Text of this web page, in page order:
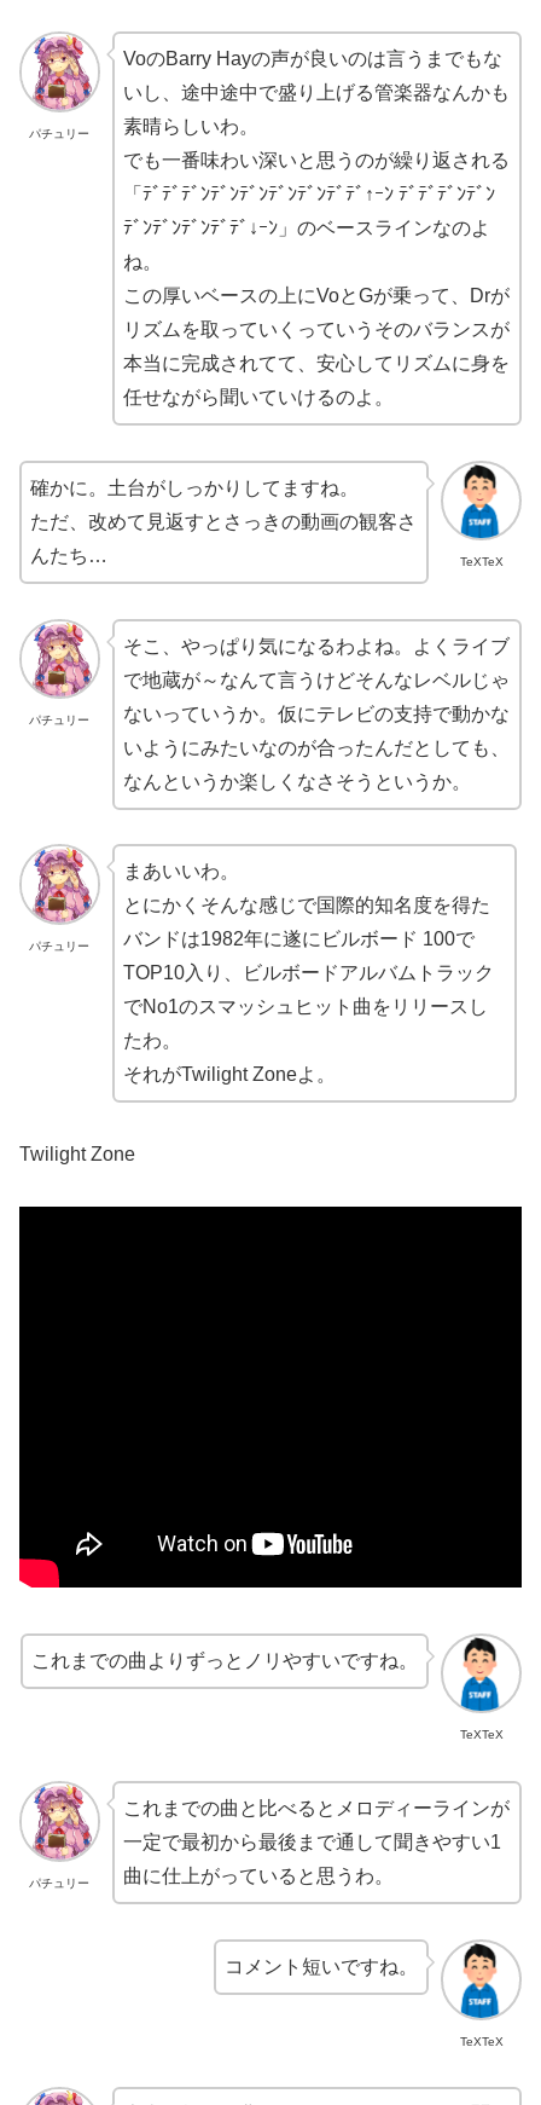
パチュリー
VoのBarry Hayの声が良いのは言うまでもな
いし、途中途中で盛り上げる管楽器なんかも
素晴らしいわ。
でも一番味わい深いと思うのが繰り返される
「ﾃﾞﾃﾞﾃﾞﾝﾃﾞﾝﾃﾞﾝﾃﾞﾝﾃﾞﾝﾃﾞﾃﾞ↑ｰﾝ ﾃﾞﾃﾞﾃﾞﾝﾃﾞﾝ
ﾃﾞﾝﾃﾞﾝﾃﾞﾝﾃﾞﾃﾞ↓ｰﾝ」のベースラインなのよ
ね。
この厚いベースの上にVoとGが乗って、Drが
リズムを取っていくっていうそのバランスが
本当に完成されてて、安心してリズムに身を
任せながら聞いていけるのよ。
TeXTeX
確かに。土台がしっかりしてますね。
ただ、改めて見返すとさっきの動画の観客さ
んたち…
パチュリー
そこ、やっぱり気になるわよね。よくライブ
で地蔵が～なんて言うけどそんなレベルじゃ
ないっていうか。仮にテレビの支持で動かな
いようにみたいなのが合ったんだとしても、
なんというか楽しくなさそうというか。
パチュリー
まあいいわ。
とにかくそんな感じで国際的知名度を得た
バンドは1982年に遂にビルボード 100で
TOP10入り、ビルボードアルバムトラック
でNo1のスマッシュヒット曲をリリースし
たわ。
それがTwilight Zoneよ。
Twilight Zone
TeXTeX
これまでの曲よりずっとノリやすいですね。
パチュリー
これまでの曲と比べるとメロディーラインが
一定で最初から最後まで通して聞きやすい1
曲に仕上がっていると思うわ。
TeXTeX
コメント短いですね。